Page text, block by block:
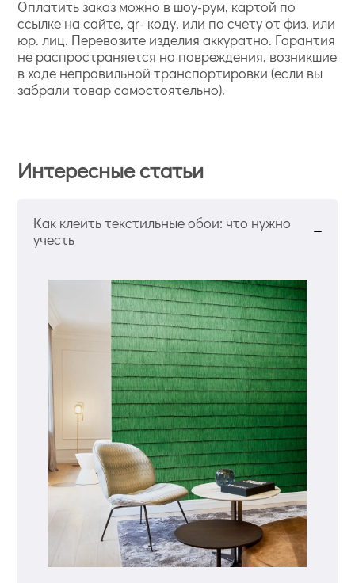
Оплатить заказ можно в шоу-рум, картой по
ссылке на сайте, qr- коду, или по счету от физ, или
юр. лиц. Перевозите изделия аккуратно. Гарантия
не распространяется на повреждения, возникшие
в ходе неправильной транспортировки (если вы
забрали товар самостоятельно).
Интересные статьи
Как клеить текстильные обои: что нужно
учесть